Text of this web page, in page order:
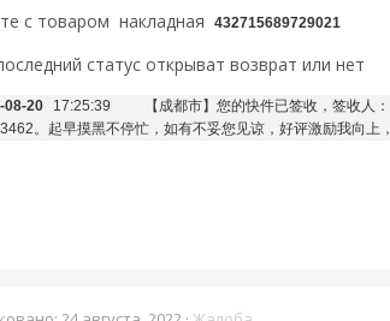
с товаром накладная 432715689729021
статус открыват возврат или нет
08-20 17:25:39
【成都市】您的快件已签收，签收
。起早摸黑不停忙，如有不妥您见谅，好评激励我向上